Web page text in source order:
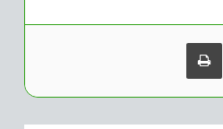
عبر البريد طباعة